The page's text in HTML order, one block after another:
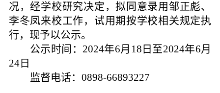
况，经学校研究决定，拟同意录用邹正彪、
李冬凤来校工作，试用期按学校相关规定执
行，现予以公示。
公示时间： 2024年6月 18 日至2024年6月
24日
监督电话： 0898-66893227